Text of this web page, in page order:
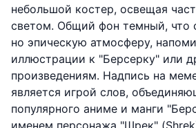
небольшой костер, освещая
светом. Общий фон темный, что
но эпическую атмосферу,
иллюстрации к "Берсерку" или
произведениям. Надпись на
является игрой слов,
популярного аниме и манги
именем персонажа "Шрек"